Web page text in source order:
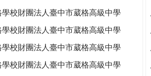
學校財團法人臺中市葳格高級中學
學校財團法人臺中市葳格高級中學
學校財團法人臺中市葳格高級中學
學校財團法人臺中市葳格高級中學